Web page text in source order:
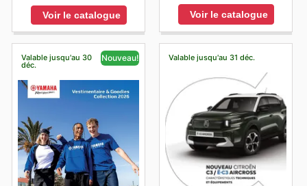
Voir le catalogue Voir le catalogue
Valable jusqu'au 30
déc.
Nouveau! Valable jusqu'au 31 déc.